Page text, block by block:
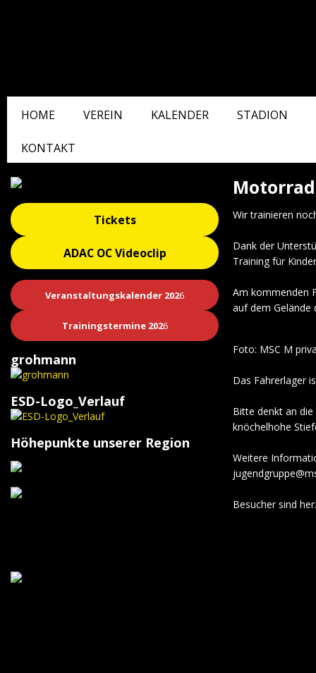
HOME VEREIN KALENDER STADION
KONTAKT
Wir trainieren
Dank der
Training für
Am kommenden
auf dem Gelände
Foto: MSC M
Das Fahrerlager
Bitte denkt an
knöchelhohe
Weitere
Besucher sind
Tickets
ADAC OC Videoclip
Veranstaltungskalender 2026
Trainingstermine 2026
grohmann
ESD-Logo_Verlauf
Höhepunkte unserer Region